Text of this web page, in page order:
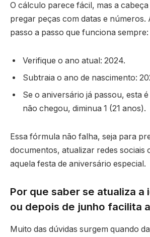
O cálculo parece fácil, mas a
pregar peças com datas e números.
passo a passo que funciona sempre:
Verifique o ano atual: 2024.
Subtraia o ano de nascimento:
Se o aniversário já passou, esta é
não chegou, diminua 1 (21 anos).
Essa fórmula não falha, seja para
documentos, atualizar redes sociais
aquela festa de aniversário especial.
Por que saber se atualiza a
ou depois de junho facilita
Muito das dúvidas surgem quando